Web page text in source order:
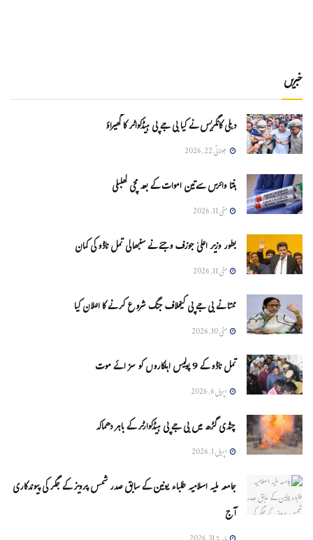
خبریں
دہلی کانگریس نے کیا بی جے پی ہیڈکواٹر کا گھیراؤ
جولائی 22, 2026
ہنتا وائرس سےتین اموات کے بعد مچی کھلبلی
مئی 11, 2026
بطور وزیر اعلیٰ جوزف وجئے نے سنبھالی تمل ناڈو کی کمان
مئی 11, 2026
ممتا نے بی جے پی کیخلاف جنگ شروع کرنے کا اعلان کیا
مئی 10, 2026
تمل ناڈو کے 9 پولیس اہلکاروں کو سزائے موت
اپریل 6, 2026
چنڈی گڑھ میں بی جے پی ہیڈکوارٹر کے باہر دھماکہ
اپریل 1, 2026
جامعہ ملیہ اسلامیہ طلباء یونین کے سابق صدر شمس پرویز کے جگر کی پیوندکاری
آج